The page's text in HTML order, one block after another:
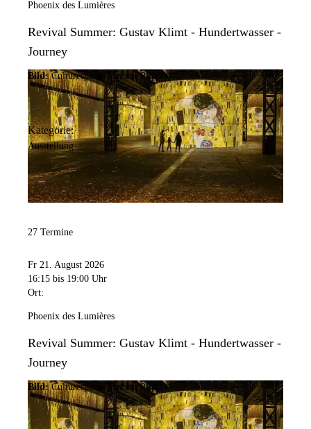
Phoenix des Lumières
Revival Summer: Gustav Klimt - Hundertwasser -
Journey
Bild: Culturespaces/Vincent Pinson
Kategorie:
Ausstellung
27 Termine
Fr 21. August 2026
16:15 bis 19:00 Uhr
Ort:
Phoenix des Lumières
Revival Summer: Gustav Klimt - Hundertwasser -
Journey
Bild: Culturespaces/Vincent Pinson